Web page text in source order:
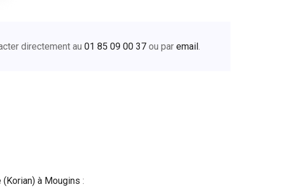
directement au 01 85 09 00 37 ou par email.
(Korian) à Mougins :